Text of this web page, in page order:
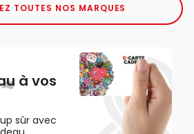
TOUTES NOS MARQUES
à vos
sûr avec